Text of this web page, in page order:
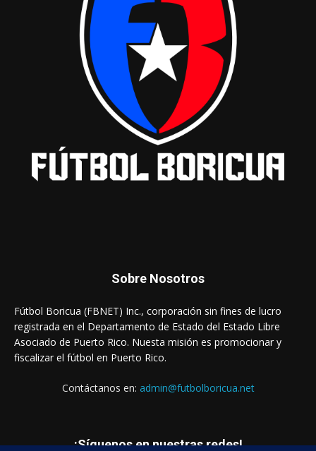
Sobre Nosotros
Fútbol Boricua (FBNET) Inc., corporación sin fines de lucro
registrada en el Departamento de Estado del Estado Libre
Asociado de Puerto Rico. Nuesta misión es promocionar y
fiscalizar el fútbol en Puerto Rico.
Contáctanos en: admin@futbolboricua.net
¡Síguenos en nuestras redes!